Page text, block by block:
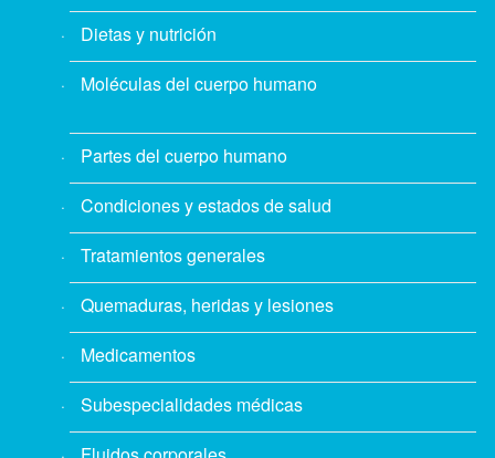
Dietas y nutrición
Moléculas del cuerpo humano
Partes del cuerpo humano
Condiciones y estados de salud
Tratamientos generales
Quemaduras, heridas y lesiones
Medicamentos
Subespecialidades médicas